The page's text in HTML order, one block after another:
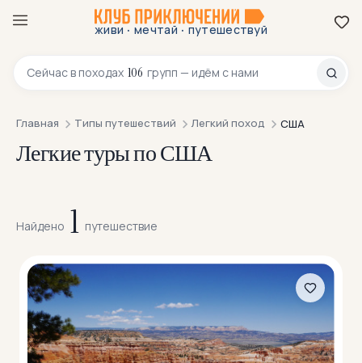
живи · мечтай · путешествуй
Сейчас в походах 106 групп — идём с нами
8 800 200-70-23
Главная Типы путешествий Легкий поход США
Легкие туры по США
Найдено 1 путешествие